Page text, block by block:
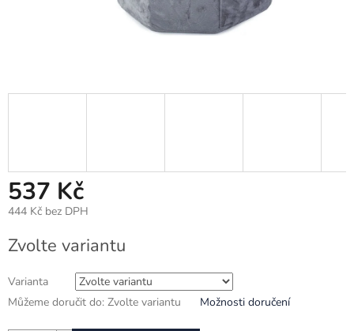
537 Kč
444 Kč bez DPH
cena:
Zvolte variantu
Varianta
Můžeme doručit do: Zvolte variantu Možnosti doručení